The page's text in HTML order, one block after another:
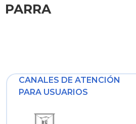
PARRA
CANALES DE ATENCIÓN
PARA USUARIOS